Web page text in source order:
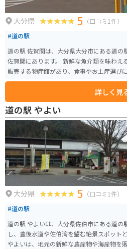
大分県 5 （口コミ1件）
#道の駅
道の駅 佐賀関は、大分県大分市にある道の
佐賀関にあります。 新鮮な魚介類を味わえるレストランや、地元の特産品を
販売する物産館があり、食事やお土産選びに最適です。 ま
は、別府湾や豊後水道など、美しい景色を
は、駐車場からの眺めも素晴らしく、ツー
すすめです。 道の駅 佐賀関は、新鮮な海の幸と美しい景色を楽しめる、魅力
的なスポットです。
詳しく見
道の駅 やよい
大分県 5 （口コミ1件）
#道の駅
道の駅 やよいは、大分県佐伯市にある道の
し、豊後水道や佐伯湾を望む絶景スポットとし
やよいは、地元の新鮮な農産物や海産物を